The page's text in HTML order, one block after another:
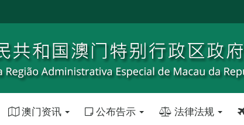
澳门资讯 公布告示 法律法规